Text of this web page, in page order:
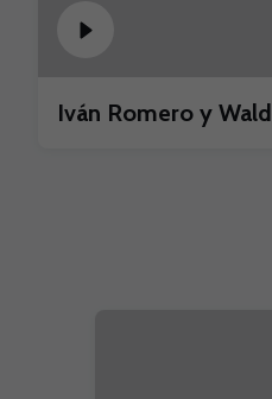
Iván Romero y